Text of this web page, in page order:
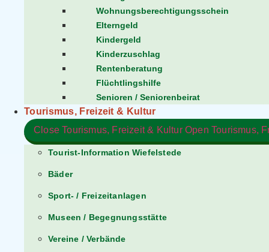
Wohnungsberechtigungsschein
Elterngeld
Kindergeld
Kinderzuschlag
Rentenberatung
Flüchtlingshilfe
Senioren / Seniorenbeirat
Tourismus, Freizeit & Kultur
Close Tourismus, Freizeit & Kultur Open Tourismus,
Tourist-Information Wiefelstede
Bäder
Sport- / Freizeitanlagen
Museen / Begegnungsstätte
Vereine / Verbände